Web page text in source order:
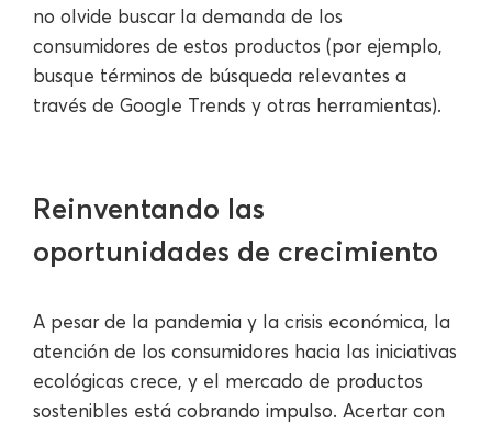
no olvide buscar la demanda de los
consumidores de estos productos (por ejemplo,
busque términos de búsqueda relevantes a
través de Google Trends y otras herramientas).
Reinventando las
oportunidades de crecimiento
A pesar de la pandemia y la crisis económica, la
atención de los consumidores hacia las iniciativas
ecológicas crece, y el mercado de productos
sostenibles está cobrando impulso. Acertar con